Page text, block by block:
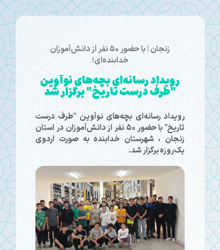
زنجان | با حضور ۵۰ نفر از دانش‌آموزان
خدابنده‌ای؛
رویداد رسانه‌ای بچه‌های نوآوین
"طرف درست تاریخ" برگزار شد
رویداد رسانه‌ای بچه‌های نوآوین "طرف درست
تاریخ" با حضور ۵۰ نفر از دانش‌آموزان در استان
زنجان ، شهرستان خدابنده به‌ صورت اردوی
یک‌روزه برگزار شد.